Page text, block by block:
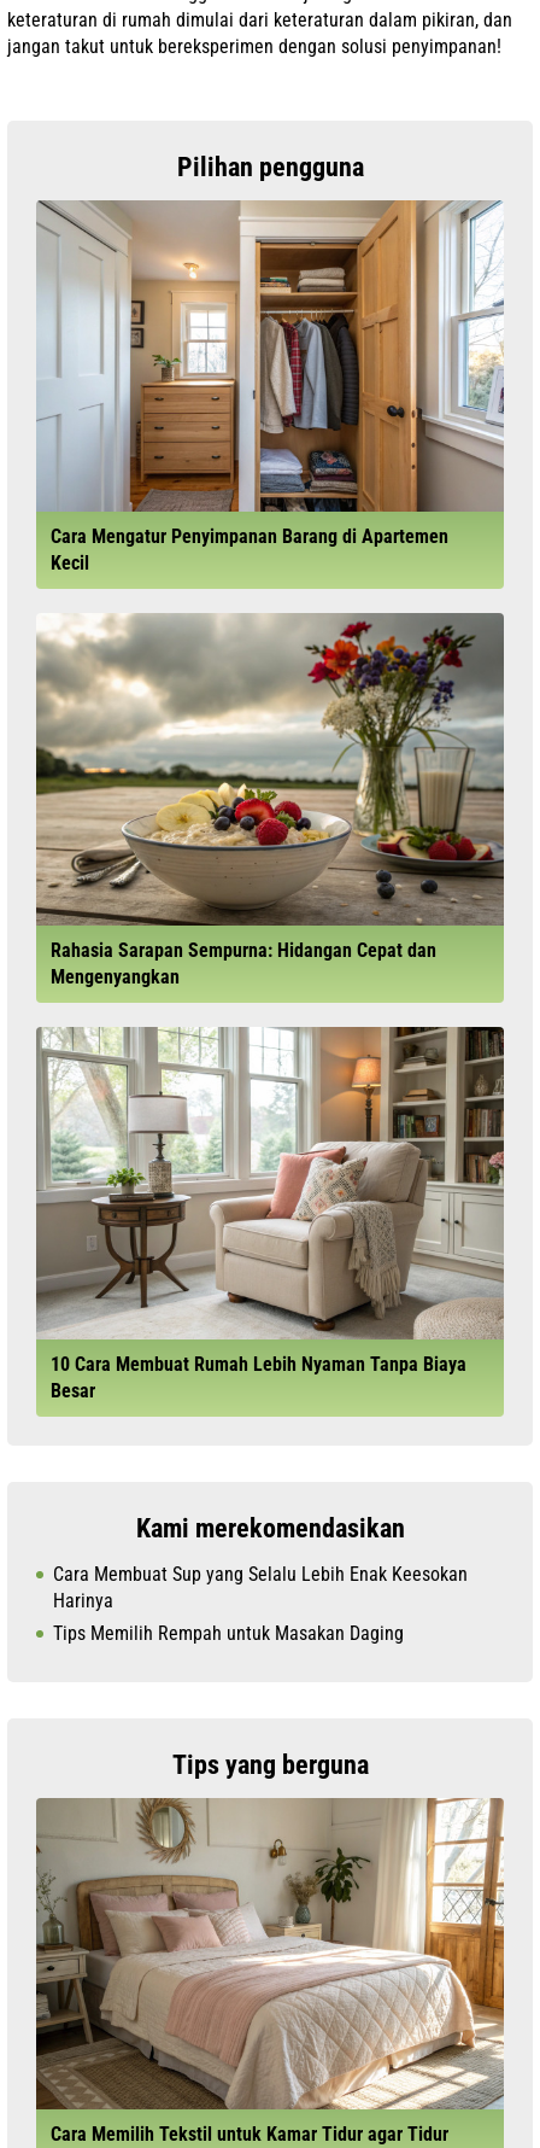
keteraturan di rumah dimulai dari keteraturan dalam pikiran, dan
jangan takut untuk bereksperimen dengan solusi penyimpanan!
Pilihan pengguna
Cara Mengatur Penyimpanan Barang di Apartemen
Kecil
Rahasia Sarapan Sempurna: Hidangan Cepat dan
Mengenyangkan
10 Cara Membuat Rumah Lebih Nyaman Tanpa Biaya
Besar
Kami merekomendasikan
Cara Membuat Sup yang Selalu Lebih Enak Keesokan
Harinya
Tips Memilih Rempah untuk Masakan Daging
Tips yang berguna
Cara Memilih Tekstil untuk Kamar Tidur agar Tidur